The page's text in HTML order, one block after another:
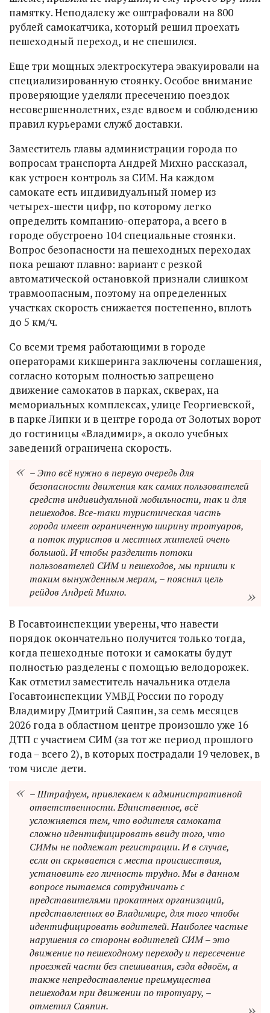
памятку. Неподалеку же оштрафовали на 800
рублей самокатчика, который решил проехать
пешеходный переход, и не спешился.
Еще три мощных электроскутера эвакуировали на
специализированную стоянку. Особое внимание
проверяющие уделяли пресечению поездок
несовершеннолетних, езде вдвоем и соблюдению
правил курьерами служб доставки.
Заместитель главы администрации города по
вопросам транспорта Андрей Михно рассказал,
как устроен контроль за СИМ. На каждом
самокате есть индивидуальный номер из
четырех-шести цифр, по которому легко
определить компанию-оператора, а всего в
городе обустроено 104 специальные стоянки.
Вопрос безопасности на пешеходных переходах
пока решают плавно: вариант с резкой
автоматической остановкой признали слишком
травмоопасным, поэтому на определенных
участках скорость снижается постепенно, вплоть
до 5 км/ч.
Со всеми тремя работающими в городе
операторами кикшеринга заключены соглашения,
согласно которым полностью запрещено
движение самокатов в парках, скверах, на
мемориальных комплексах, улице Георгиевской,
в парке Липки и в центре города от Золотых ворот
до гостиницы «Владимир», а около учебных
заведений ограничена скорость.
– Это всё нужно в первую очередь для
безопасности движения как самих пользователей
средств индивидуальной мобильности, так и для
пешеходов. Все-таки туристическая часть
города имеет ограниченную ширину тротуаров,
а поток туристов и местных жителей очень
большой. И чтобы разделить потоки
пользователей СИМ и пешеходов, мы пришли к
таким вынужденным мерам, – пояснил цель
рейдов Андрей Михно.
В Госавтоинспекции уверены, что навести
порядок окончательно получится только тогда,
когда пешеходные потоки и самокаты будут
полностью разделены с помощью велодорожек.
Как отметил заместитель начальника отдела
Госавтоинспекции УМВД России по городу
Владимиру Дмитрий Саяпин, за семь месяцев
2026 года в областном центре произошло уже 16
ДТП с участием СИМ (за тот же период прошлого
года – всего 2), в которых пострадали 19 человек, в
том числе дети.
– Штрафуем, привлекаем к административной
ответственности. Единственное, всё
усложняется тем, что водителя самоката
сложно идентифицировать ввиду того, что
СИМы не подлежат регистрации. И в случае,
если он скрывается с места происшествия,
установить его личность трудно. Мы в данном
вопросе пытаемся сотрудничать с
представителями прокатных организаций,
представленных во Владимире, для того чтобы
идентифицировать водителей. Наиболее частые
нарушения со стороны водителей СИМ – это
движение по пешеходному переходу и пересечение
проезжей части без спешивания, езда вдвоём, а
также непредоставление преимущества
пешеходам при движении по тротуару, –
отметил Саяпин.